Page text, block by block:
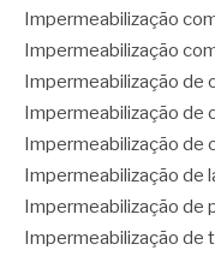
Impermeabilização
Impermeabilização
Impermeabilização de
Impermeabilização de
Impermeabilização de
Impermeabilização de
Impermeabilização de
Impermeabilização de